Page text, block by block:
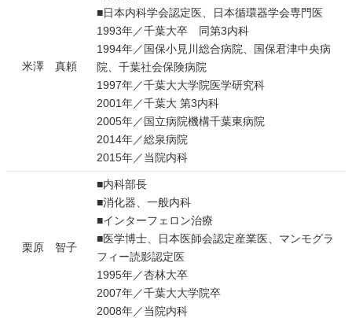
米澤 真頼
■日本内科学会認定医、日本循環器学会専門医
1993年／千葉大卒 同第3内科
1994年／国保小見川総合病院、国保君津中央病
院、千葉社会保険病院
1997年／千葉大大学院医学研究科
2001年／千葉大 第3内科
2005年／国立病院機構千葉東病院
2014年／総泉病院
2015年／当院内科
栗原 智子
■内科部長
■消化器、一般内科
■インターフェロン治療
■医学博士、日本医師会認定産業医、マンモグラ
フィー読影認定医
1995年／杏林大卒
2007年／千葉大大学院卒
2008年／当院内科